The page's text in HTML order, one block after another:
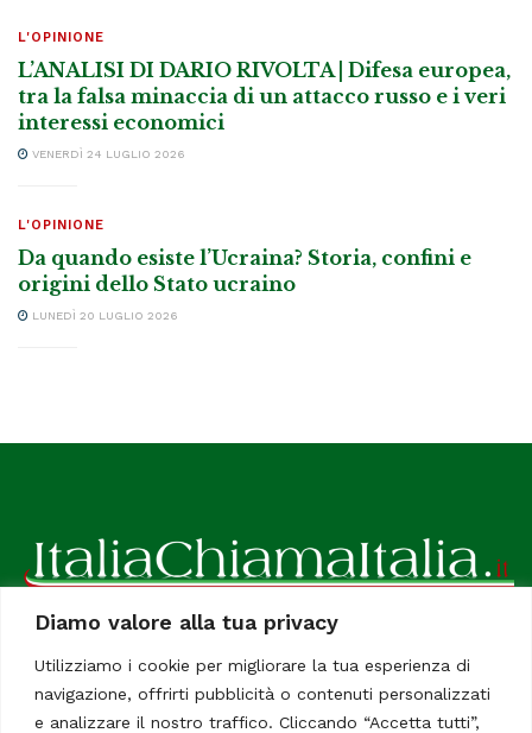
Diamo valore alla tua privacy
Utilizziamo i cookie per migliorare la tua esperienza di
navigazione, offrirti pubblicità o contenuti personalizzati
e analizzare il nostro traffico. Cliccando “Accetta tutti”,
L'OPINIONE
L’ANALISI DI DARIO RIVOLTA | Difesa europea,
tra la falsa minaccia di un attacco russo e i veri
interessi economici
VENERDÌ 24 LUGLIO 2026
L'OPINIONE
Da quando esiste l’Ucraina? Storia, confini e
origini dello Stato ucraino
LUNEDÌ 20 LUGLIO 2026
ItaliaChiamaItalia, il TUO quotidiano online preferito.
Dedicato in particolare a tutti gli italiani residenti all'estero.
Tutti i diritti sono riservati. Quotidiano online indipendente